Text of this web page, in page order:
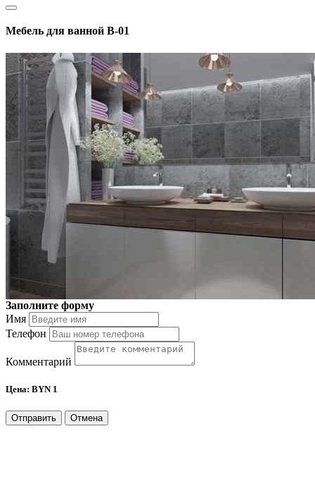
Мебель для ванной В-01
Заполните форму
Имя
Телефон
Комментарий
Цена: BYN 1
Отправить Отмена